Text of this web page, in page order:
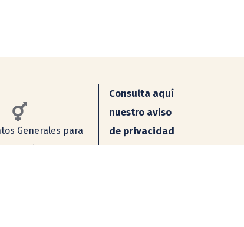
Generales para
Consulta aquí
nuestro aviso
de privacidad